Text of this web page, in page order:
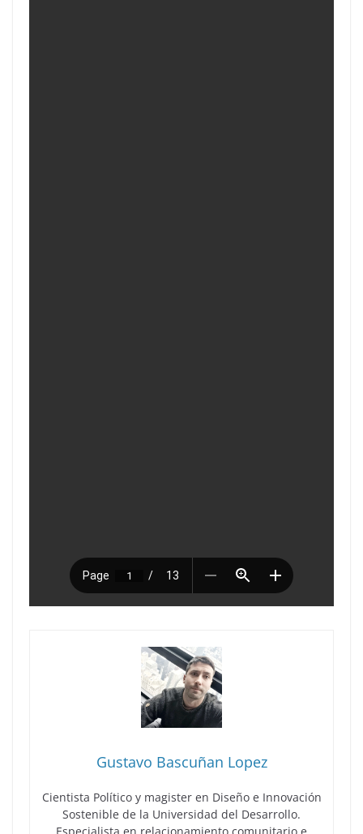
Gustavo Bascuñan Lopez
Cientista Político y magister en Diseño e Innovación
Sostenible de la Universidad del Desarrollo.